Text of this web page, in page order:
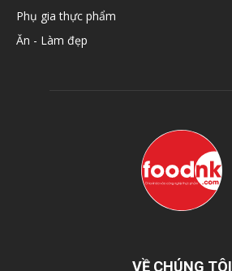
Phụ gia thực phẩm
Ăn - Làm đẹp
VỀ CHÚNG TÔI